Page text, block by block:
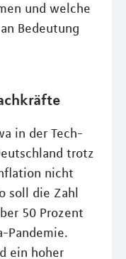
und welche
Bedeutung
in der Tech-
trotz
nicht
soll die Zahl
50 Prozent
Pandemie.
ein hoher